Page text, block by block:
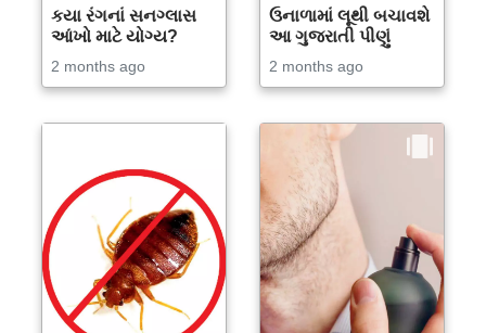
કયા રંગનાં સનગ્લાસ
આંખો માટે યોગ્ય?
2 months ago
ઉનાળામાં લૂથી બચાવશે
આ ગુજરાતી પીણું
2 months ago